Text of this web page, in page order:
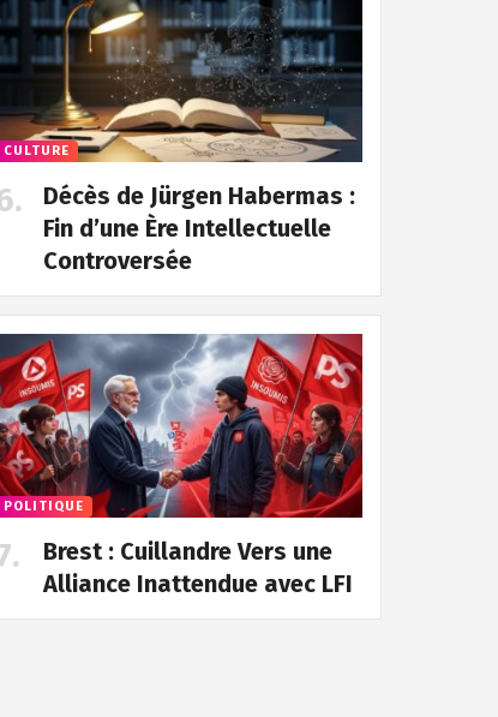
CULTURE
Décès de Jürgen Habermas :
Fin d’une Ère Intellectuelle
Controversée
POLITIQUE
Brest : Cuillandre Vers une
Alliance Inattendue avec LFI